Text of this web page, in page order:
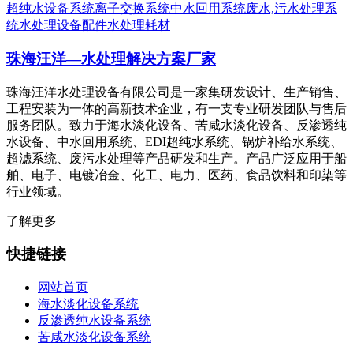
超纯水设备系统离子交换系统中水回用系统废水,污水处理系
统水处理设备配件水处理耗材
珠海汪洋—水处理解决方案厂家
珠海汪洋水处理设备有限公司是一家集研发设计、生产销售、
工程安装为一体的高新技术企业，有一支专业研发团队与售后
服务团队。致力于海水淡化设备、苦咸水淡化设备、反渗透纯
水设备、中水回用系统、EDI超纯水系统、锅炉补给水系统、
超滤系统、废污水处理等产品研发和生产。产品广泛应用于船
舶、电子、电镀冶金、化工、电力、医药、食品饮料和印染等
行业领域。
了解更多
快捷链接
网站首页
海水淡化设备系统
反渗透纯水设备系统
苦咸水淡化设备系统